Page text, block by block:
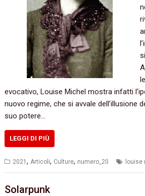
evocativo, Louise Michel mostra infatti
nuovo regime, che si avvale dell’illusione
suo potere…
LEGGI DI PIÙ
2021,Articoli, Culture, numero_20 louise
Solarpunk